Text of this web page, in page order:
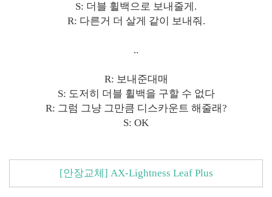
S: 더블 휠백으로 보내줄게.
R: 다른거 더 살게 같이 보내줘.
..
R: 보내준대매
S: 도저히 더블 휠백을 구할 수 없다
R: 그럼 그냥 그만큼 디스카운트 해줄래?
S: OK
[안장교체] AX-Lightness Leaf Plus